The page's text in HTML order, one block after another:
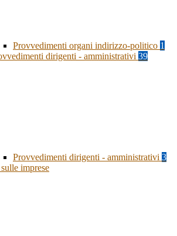
Provvedimenti organi indirizzo-politico 1
dirigenti - amministrativi 39
Provvedimenti dirigenti - amministrativi 3
imprese